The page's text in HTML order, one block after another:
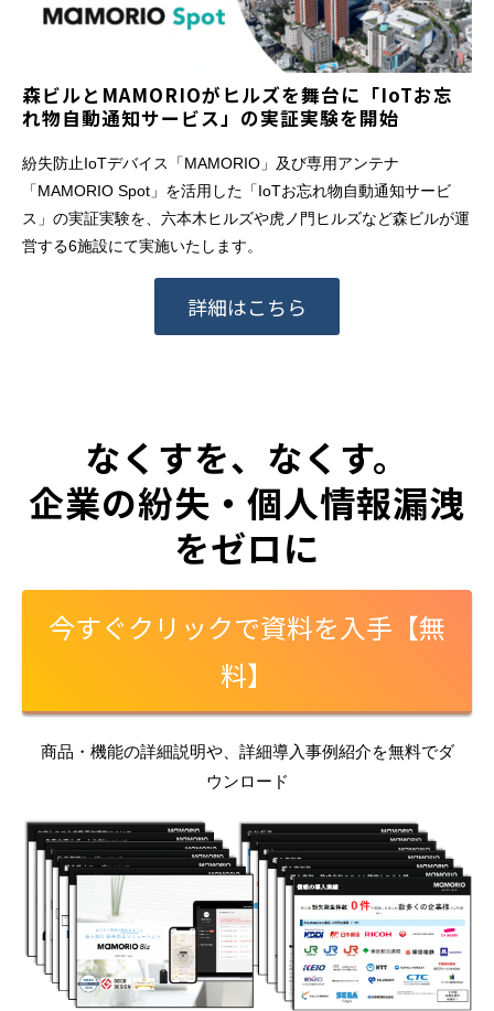
森ビルとMAMORIOがヒルズを舞台に「IoTお忘
れ物自動通知サービス」の実証実験を開始
紛失防止IoTデバイス「MAMORIO」及び専用アンテナ
「MAMORIO Spot」を活用した「IoTお忘れ物自動通知サービ
ス」の実証実験を、六本木ヒルズや虎ノ門ヒルズなど森ビルが運
営する6施設にて実施いたします。
詳細はこちら
なくすを、なくす。
企業の紛失・個人情報漏洩
をゼロに
今すぐクリックで資料を入手【無
料】
商品・機能の詳細説明や、詳細導入事例紹介を無料でダ
ウンロード